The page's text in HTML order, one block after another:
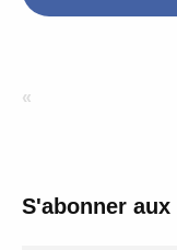
«
S'abonner